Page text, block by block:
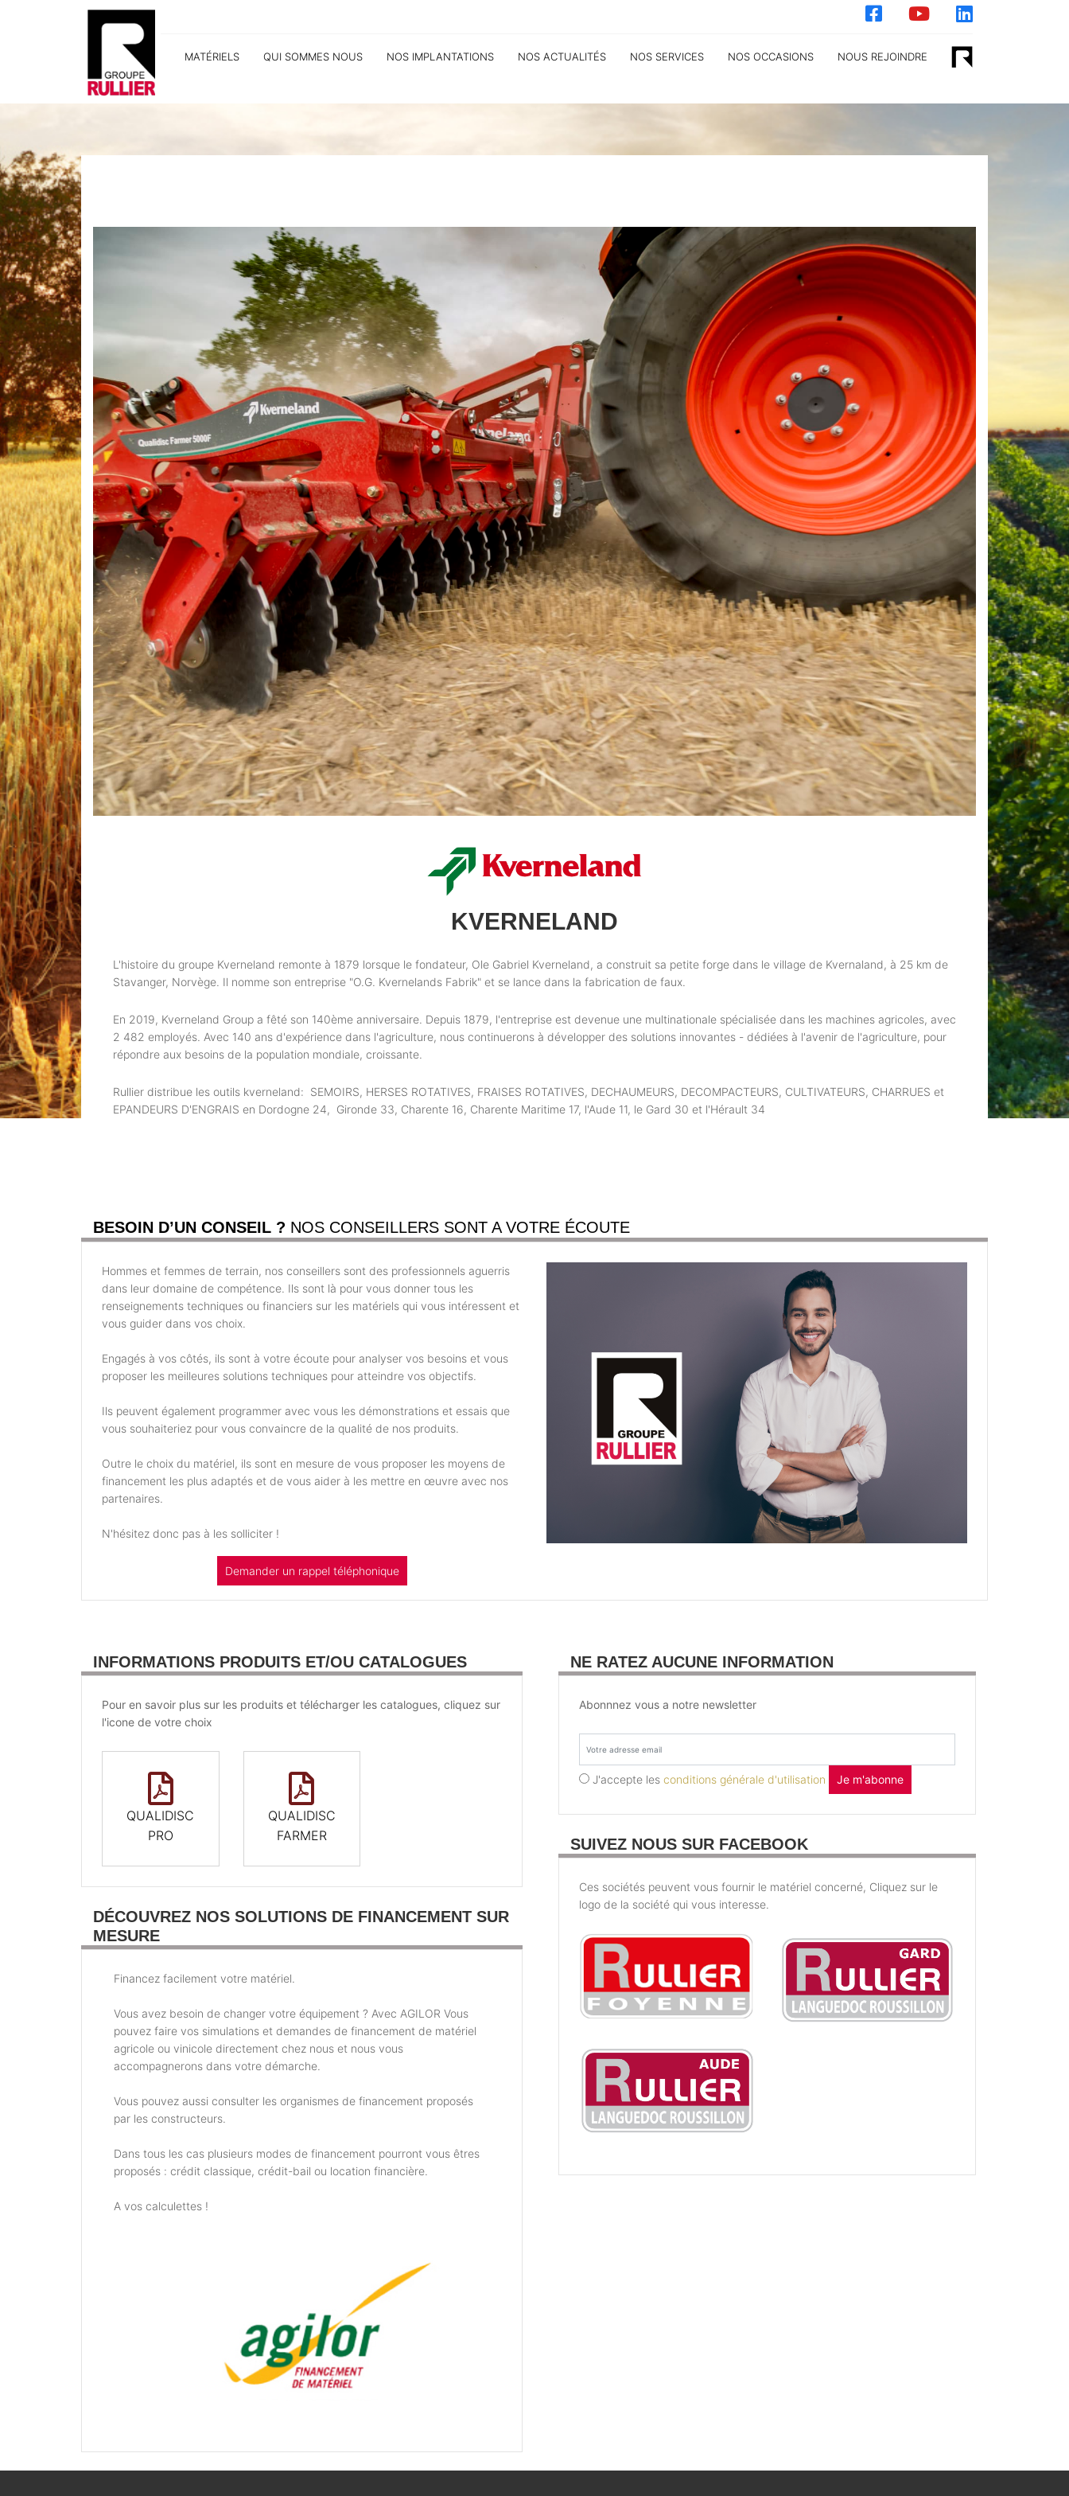
MATÉRIELS QUI SOMMES NOUS NOS IMPLANTATIONS NOS ACTUALITÉS NOS SERVICES NOS OCCASIONS NOUS REJOINDRE
KVERNELAND
L'histoire du groupe Kverneland remonte à 1879 lorsque le fondateur, Ole Gabriel Kverneland, a construit sa petite forge dans le village de Kvernaland, à 25 km de
Stavanger, Norvège. Il nomme son entreprise "O.G. Kvernelands Fabrik" et se lance dans la fabrication de faux.
En 2019, Kverneland Group a fêté son 140ème anniversaire. Depuis 1879, l'entreprise est devenue une multinationale spécialisée dans les machines agricoles, avec
2 482 employés. Avec 140 ans d'expérience dans l'agriculture, nous continuerons à développer des solutions innovantes - dédiées à l'avenir de l'agriculture, pour
répondre aux besoins de la population mondiale, croissante.
Rullier distribue les outils kverneland: SEMOIRS, HERSES ROTATIVES, FRAISES ROTATIVES, DECHAUMEURS, DECOMPACTEURS, CULTIVATEURS, CHARRUES et
EPANDEURS D'ENGRAIS en Dordogne 24, Gironde 33, Charente 16, Charente Maritime 17, l'Aude 11, le Gard 30 et l'Hérault 34
BESOIN D’UN CONSEIL ? NOS CONSEILLERS SONT A VOTRE ÉCOUTE
Hommes et femmes de terrain, nos conseillers sont des professionnels aguerris
dans leur domaine de compétence. Ils sont là pour vous donner tous les
renseignements techniques ou financiers sur les matériels qui vous intéressent et
vous guider dans vos choix.
Engagés à vos côtés, ils sont à votre écoute pour analyser vos besoins et vous
proposer les meilleures solutions techniques pour atteindre vos objectifs.
Ils peuvent également programmer avec vous les démonstrations et essais que
vous souhaiteriez pour vous convaincre de la qualité de nos produits.
Outre le choix du matériel, ils sont en mesure de vous proposer les moyens de
financement les plus adaptés et de vous aider à les mettre en œuvre avec nos
partenaires.
N'hésitez donc pas à les solliciter !
Demander un rappel téléphonique
INFORMATIONS PRODUITS ET/OU CATALOGUES
Pour en savoir plus sur les produits et télécharger les catalogues, cliquez sur
l'icone de votre choix
QUALIDISC
PRO
QUALIDISC
FARMER
DÉCOUVREZ NOS SOLUTIONS DE FINANCEMENT SUR
MESURE
Financez facilement votre matériel.
Vous avez besoin de changer votre équipement ? Avec AGILOR Vous
pouvez faire vos simulations et demandes de financement de matériel
agricole ou vinicole directement chez nous et nous vous
accompagnerons dans votre démarche.
Vous pouvez aussi consulter les organismes de financement proposés
par les constructeurs.
Dans tous les cas plusieurs modes de financement pourront vous êtres
proposés : crédit classique, crédit-bail ou location financière.
A vos calculettes !
NE RATEZ AUCUNE INFORMATION
Abonnnez vous a notre newsletter
J'accepte les conditions générale d'utilisation Je m'abonne
SUIVEZ NOUS SUR FACEBOOK
Ces sociétés peuvent vous fournir le matériel concerné, Cliquez sur le
logo de la société qui vous interesse.